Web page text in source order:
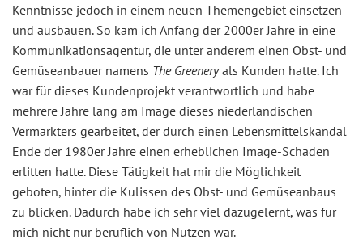
Kenntnisse jedoch in einem neuen Themengebiet einsetzen
und ausbauen. So kam ich Anfang der 2000er Jahre in eine
Kommunikationsagentur, die unter anderem einen Obst- und
Gemüseanbauer namens The Greeneryals Kunden hatte. Ich
war für dieses Kundenprojekt verantwortlich und habe
mehrere Jahre lang am Image dieses niederländischen
Vermarkters gearbeitet, der durch einen Lebensmittelskandal
Ende der 1980er Jahre einen erheblichen Image-Schaden
erlitten hatte. Diese Tätigkeit hat mir die Möglichkeit
geboten, hinter die Kulissen des Obst- und Gemüseanbaus
zu blicken. Dadurch habe ich sehr viel dazugelernt, was für
mich nicht nur beruflich von Nutzen war.